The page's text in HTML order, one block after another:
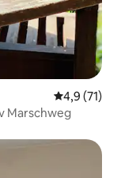
Priemerné
4,9 (71)
Marschweg